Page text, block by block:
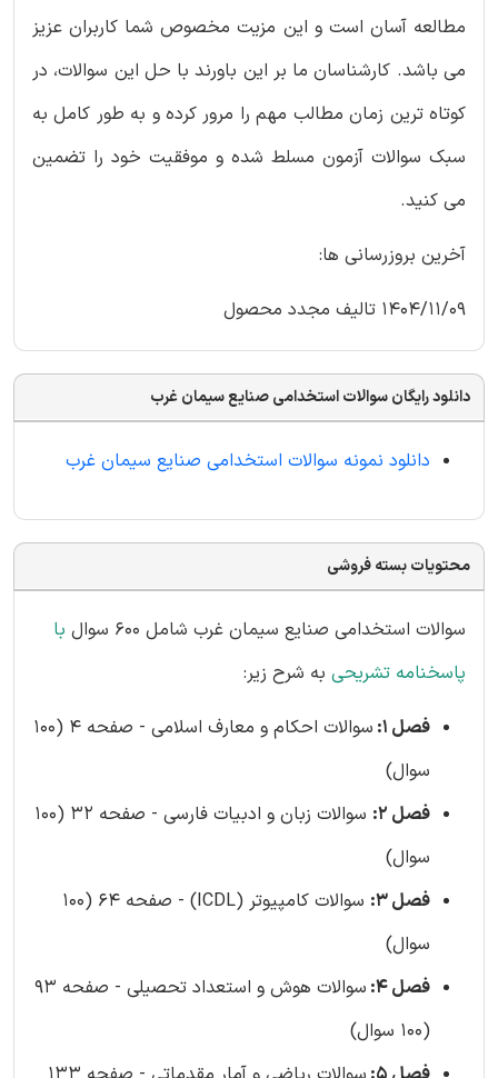
مطالعه آسان است و این مزیت مخصوص شما کاربران عزیز
می باشد. کارشناسان ما بر این باورند با حل این سوالات، در
کوتاه ترین زمان مطالب مهم را مرور کرده و به طور کامل به
سبک سوالات آزمون مسلط شده و موفقیت خود را تضمین
می کنید.
آخرین بروزرسانی ها:
1404/11/09 تالیف مجدد محصول
دانلود رایگان سوالات استخدامی صنایع سیمان غرب
دانلود نمونه سوالات استخدامی صنایع سیمان غرب
محتویات بسته فروشی
سوالات استخدامی صنایع سیمان غرب شامل 600 سوال
با
پاسخنامه تشریحی به شرح زیر:
فصل 1:
سوالات احکام و معارف اسلامی - صفحه 4 (100
سوال)
فصل 2:
سوالات زبان و ادبیات فارسی - صفحه 32 (100
سوال)
فصل 3:
سوالات کامپیوتر (ICDL) - صفحه 64 (100
سوال)
فصل 4:
سوالات هوش و استعداد تحصیلی - صفحه 93
(100 سوال)